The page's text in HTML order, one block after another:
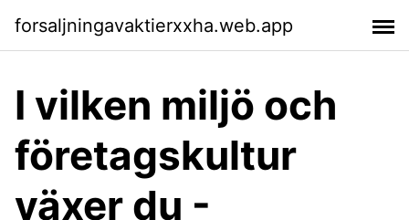
forsaljningavaktierxxha.web.app
I vilken miljö och
företagskultur
växer du -